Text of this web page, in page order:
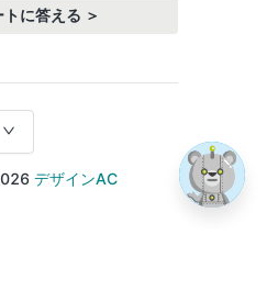
に答える ＞
デザインAC